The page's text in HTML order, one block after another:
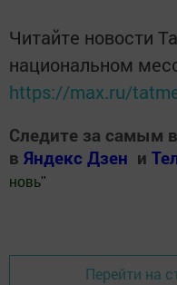
Читайте новости
национальном
https://max.ru/
Следите за самым
в Яндекс Дзен и
новь"
Перейти на